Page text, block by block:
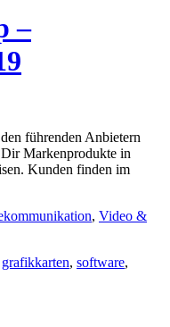
–
führenden Anbietern
Markenprodukte in
Kunden finden im
, Video &
grafikkarten, software,